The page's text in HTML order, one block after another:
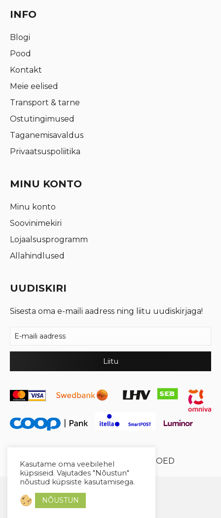
INFO
Blogi
Pood
Kontakt
Meie eelised
Transport & tarne
Ostutingimused
Taganemisavaldus
Privaatsuspoliitika
MINU KONTO
Minu konto
Soovinimekiri
Lojaalsusprogramm
Allahindlused
UUDISKIRI
Sisesta oma e-maili aadress ning liitu uudiskirjaga!
© 2026 Cool Crystal OÜ //XYSUM E-POED
Kasutame oma veebilehel
küpsiseid. Vajutades "Nõustun"
nõustud küpsiste kasutamisega.
NÕUSTUN